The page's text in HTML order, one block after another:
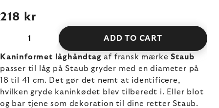
218 kr
ADD TO CART
Kaninformet låghåndtag af fransk mærkeStaub
passer til låg på Staub gryder med en diameter på
18 til 41 cm. Det gør det nemt at identificere,
hvilken gryde kaninkødet blev tilberedt i. Eller blot
og bar tjene som dekoration til dine retter Staub.